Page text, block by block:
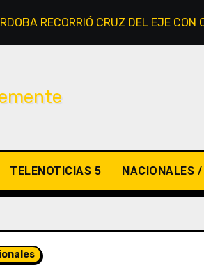
RECORRIÓ CRUZ DEL EJE CON
TELENOTICIAS 5 NACIONALES